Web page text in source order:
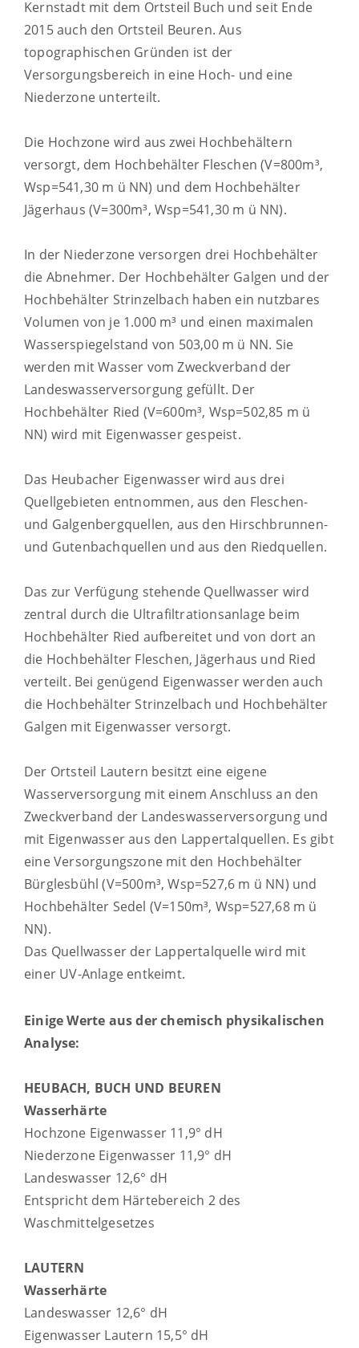
Kernstadt mit dem Ortsteil Buch und seit Ende
2015 auch den Ortsteil Beuren. Aus
topographischen Gründen ist der
Versorgungsbereich in eine Hoch- und eine
Niederzone unterteilt.
Die Hochzone wird aus zwei Hochbehältern
versorgt, dem Hochbehälter Fleschen (V=800m³,
Wsp=541,30 m ü NN) und dem Hochbehälter
Jägerhaus (V=300m³, Wsp=541,30 m ü NN).
In der Niederzone versorgen drei Hochbehälter
die Abnehmer. Der Hochbehälter Galgen und der
Hochbehälter Strinzelbach haben ein nutzbares
Volumen von je 1.000 m³ und einen maximalen
Wasserspiegelstand von 503,00 m ü NN. Sie
werden mit Wasser vom Zweckverband der
Landeswasserversorgung gefüllt. Der
Hochbehälter Ried (V=600m³, Wsp=502,85 m ü
NN) wird mit Eigenwasser gespeist.
Das Heubacher Eigenwasser wird aus drei
Quellgebieten entnommen, aus den Fleschen-
und Galgenbergquellen, aus den Hirschbrunnen-
und Gutenbachquellen und aus den Riedquellen.
Das zur Verfügung stehende Quellwasser wird
zentral durch die Ultrafiltrationsanlage beim
Hochbehälter Ried aufbereitet und von dort an
die Hochbehälter Fleschen, Jägerhaus und Ried
verteilt. Bei genügend Eigenwasser werden auch
die Hochbehälter Strinzelbach und Hochbehälter
Galgen mit Eigenwasser versorgt.
Der Ortsteil Lautern besitzt eine eigene
Wasserversorgung mit einem Anschluss an den
Zweckverband der Landeswasserversorgung und
mit Eigenwasser aus den Lappertalquellen. Es gibt
eine Versorgungszone mit den Hochbehälter
Bürglesbühl (V=500m³, Wsp=527,6 m ü NN) und
Hochbehälter Sedel (V=150m³, Wsp=527,68 m ü
NN).
Das Quellwasser der Lappertalquelle wird mit
einer UV-Anlage entkeimt.
Einige Werte aus der chemisch physikalischen
Analyse:
HEUBACH, BUCH UND BEUREN
Wasserhärte
Hochzone Eigenwasser 11,9° dH
Niederzone Eigenwasser 11,9° dH
Landeswasser 12,6° dH
Entspricht dem Härtebereich 2 des
Waschmittelgesetzes
LAUTERN
Wasserhärte
Landeswasser 12,6° dH
Eigenwasser Lautern 15,5° dH